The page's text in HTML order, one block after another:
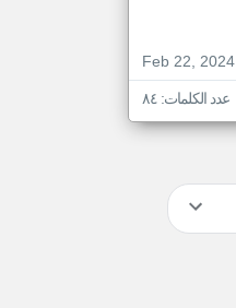
Feb 22, 2024
عدد الكلمات: ٨٤